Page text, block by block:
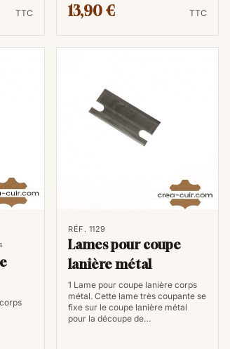
TTC 13,90 € TTC
RÉF. 1129
Lames pour coupe
lanière métal
1 Lame pour coupe lanière corps
métal. Cette lame très coupante se
fixe sur le coupe lanière métal
pour la découpe de…